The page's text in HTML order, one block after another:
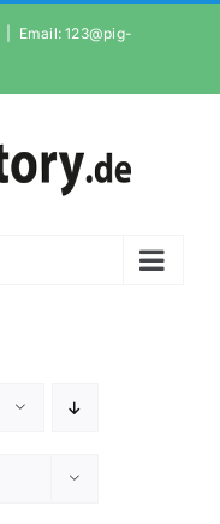
Email: 123@pig-